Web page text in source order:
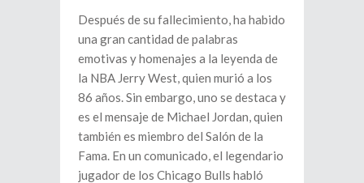
Después de su fallecimiento, ha habido
una gran cantidad de palabras
emotivas y homenajes a la leyenda de
la NBA Jerry West, quien murió a los
86 años. Sin embargo, uno se destaca y
es el mensaje de Michael Jordan, quien
también es miembro del Salón de la
Fama. En un comunicado, el legendario
jugador de los Chicago Bulls habló